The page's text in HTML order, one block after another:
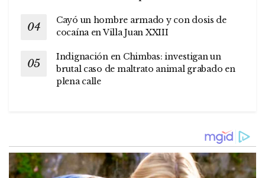
Cayó un hombre armado y con dosis de
cocaína en Villa Juan XXIII
Indignación en Chimbas: investigan un
brutal caso de maltrato animal grabado en
plena calle